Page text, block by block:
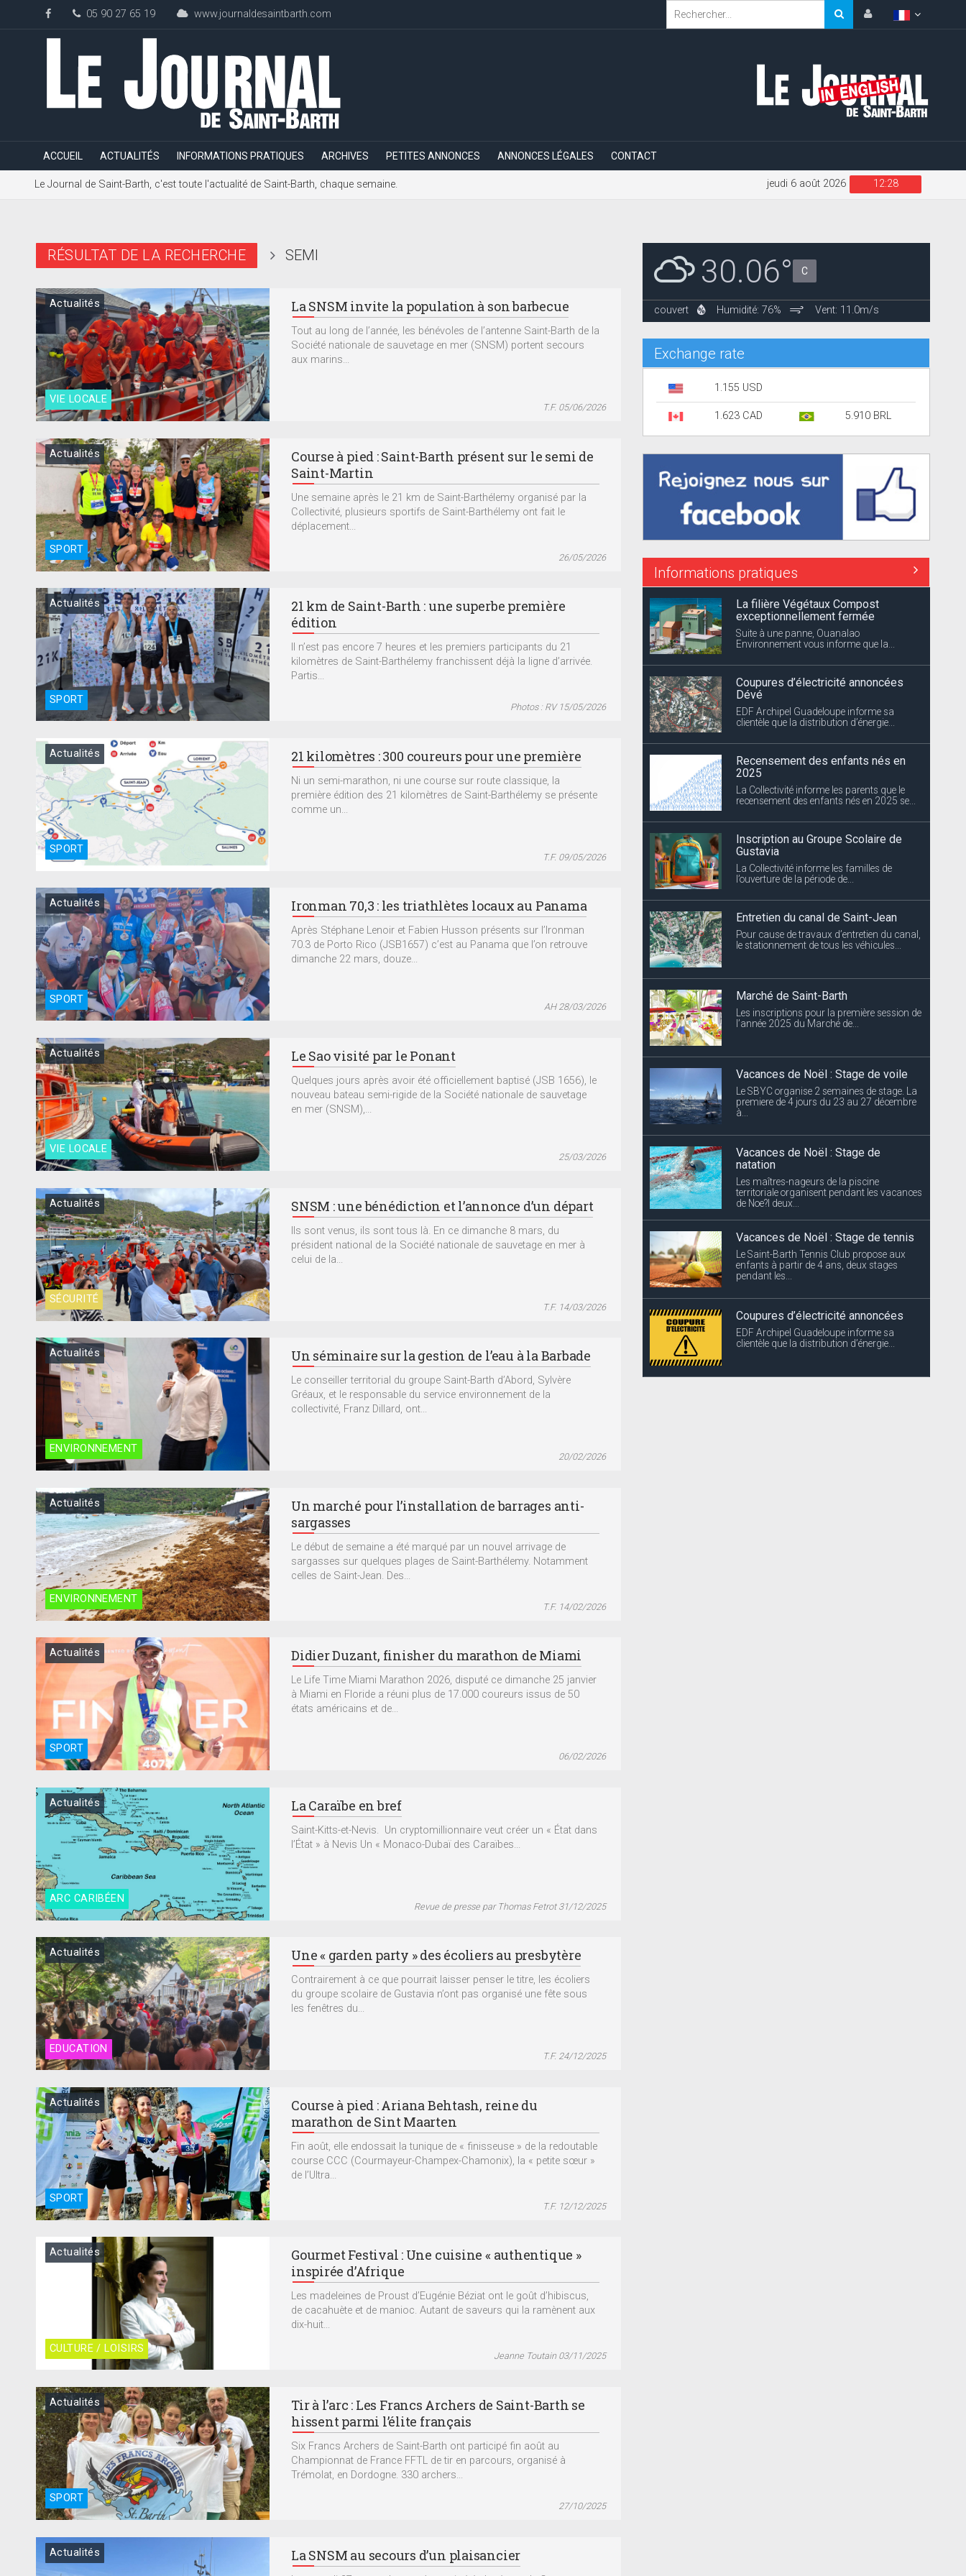
05 90 27 65 19 www.journaldesaintbarth.com
ACCUEIL ACTUALITÉS INFORMATIONS PRATIQUES ARCHIVES PETITES ANNONCES ANNONCES LÉGALES CONTACT
Le Journal de Saint-Barth, c'est toute l'actualité de Saint-Barth, chaque semaine. 12:28
jeudi 6 août 2026
RÉSULTAT DE LA RECHERCHE SEMI
VIE LOCALE
Actualités La SNSM invite la population à son barbecue
Tout au long de l’année, les bénévoles de l’antenne Saint-Barth de la
Société nationale de sauvetage en mer (SNSM) portent secours
aux marins...
T.F. 05/06/2026
SPORT
Actualités
Course à pied : Saint-Barth présent sur le semi de
Saint-Martin
Une semaine après le 21 km de Saint-Barthélemy organisé par la
Collectivité, plusieurs sportifs de Saint-Barthélemy ont fait le
déplacement...
26/05/2026
SPORT
Actualités
21 km de Saint-Barth : une superbe première
édition
Il n’est pas encore 7 heures et les premiers participants du 21
kilomètres de Saint-Barthélemy franchissent déjà la ligne d’arrivée.
Partis...
Photos : RV 15/05/2026
SPORT
Actualités 21 kilomètres : 300 coureurs pour une première
Ni un semi-marathon, ni une course sur route classique, la
première édition des 21 kilomètres de Saint-Barthélemy se présente
comme un...
T.F. 09/05/2026
SPORT
Actualités Ironman 70,3 : les triathlètes locaux au Panama
Après Stéphane Lenoir et Fabien Husson présents sur l’Ironman
70.3 de Porto Rico (JSB1657) c’est au Panama que l’on retrouve
dimanche 22 mars, douze...
AH 28/03/2026
VIE LOCALE
Actualités Le Sao visité par le Ponant
Quelques jours après avoir été officiellement baptisé (JSB 1656), le
nouveau bateau semi-rigide de la Société nationale de sauvetage
en mer (SNSM),...
25/03/2026
SÉCURITÉ
Actualités SNSM : une bénédiction et l’annonce d’un départ
Ils sont venus, ils sont tous là. En ce dimanche 8 mars, du
président national de la Société nationale de sauvetage en mer à
celui de la...
T.F. 14/03/2026
ENVIRONNEMENT
Actualités Un séminaire sur la gestion de l’eau à la Barbade
Le conseiller territorial du groupe Saint-Barth d’Abord, Sylvère
Gréaux, et le responsable du service environnement de la
collectivité, Franz Dillard, ont...
20/02/2026
ENVIRONNEMENT
Actualités
Un marché pour l’installation de barrages anti-
sargasses
Le début de semaine a été marqué par un nouvel arrivage de
sargasses sur quelques plages de Saint-Barthélemy. Notamment
celles de Saint-Jean. Des...
T.F. 14/02/2026
SPORT
Actualités Didier Duzant, finisher du marathon de Miami
Le Life Time Miami Marathon 2026, disputé ce dimanche 25 janvier
à Miami en Floride a réuni plus de 17.000 coureurs issus de 50
états américains et de...
06/02/2026
ARC CARIBÉEN
Actualités La Caraïbe en bref
Saint-Kitts-et-Nevis. Un cryptomillionnaire veut créer un « État dans
l’État » à Nevis Un « Monaco-Dubaï des Caraïbes...
Revue de presse par Thomas Fetrot 31/12/2025
EDUCATION
Actualités Une « garden party » des écoliers au presbytère
Contrairement à ce que pourrait laisser penser le titre, les écoliers
du groupe scolaire de Gustavia n’ont pas organisé une fête sous
les fenêtres du...
T.F. 24/12/2025
SPORT
Actualités
Course à pied : Ariana Behtash, reine du
marathon de Sint Maarten
Fin août, elle endossait la tunique de « finisseuse » de la redoutable
course CCC (Courmayeur-Champex-Chamonix), la « petite sœur »
de l’Ultra...
T.F. 12/12/2025
CULTURE / LOISIRS
Actualités
Gourmet Festival : Une cuisine « authentique »
inspirée d’Afrique
Les madeleines de Proust d’Eugénie Béziat ont le goût d’hibiscus,
de cacahuète et de manioc. Autant de saveurs qui la ramènent aux
dix-huit...
Jeanne Toutain 03/11/2025
SPORT
Actualités
Tir à l’arc : Les Francs Archers de Saint-Barth se
hissent parmi l’élite français
Six Francs Archers de Saint-Barth ont participé fin août au
Championnat de France FFTL de tir en parcours, organisé à
Trémolat, en Dordogne. 330 archers...
27/10/2025
Actualités La SNSM au secours d’un plaisancier
30.06° C
couvert Humidité: 76% Vent: 11.0m/s
Exchange rate
1.155 USD
1.623 CAD 5.910 BRL
Informations pratiques
La filière Végétaux Compost
exceptionnellement fermée
Suite à une panne, Ouanalao
Environnement vous informe que la...
Coupures d’électricité annoncées
Dévé
EDF Archipel Guadeloupe informe sa
clientèle que la distribution d’énergie...
Recensement des enfants nés en
2025
La Collectivité informe les parents que le
recensement des enfants nés en 2025 se...
Inscription au Groupe Scolaire de
Gustavia
La Collectivité informe les familles de
l’ouverture de la période de...
Entretien du canal de Saint-Jean
Pour cause de travaux d’entretien du canal,
le stationnement de tous les véhicules...
Marché de Saint-Barth
Les inscriptions pour la première session de
l’année 2025 du Marché de...
Vacances de Noël : Stage de voile
Le SBYC organise 2 semaines de stage. La
premiere de 4 jours du 23 au 27 décembre
à...
Vacances de Noël : Stage de
natation
Les maîtres-nageurs de la piscine
territoriale organisent pendant les vacances
de Noe?l deux...
Vacances de Noël : Stage de tennis
Le Saint-Barth Tennis Club propose aux
enfants à partir de 4 ans, deux stages
pendant les...
Coupures d’électricité annoncées
EDF Archipel Guadeloupe informe sa
clientèle que la distribution d’énergie...